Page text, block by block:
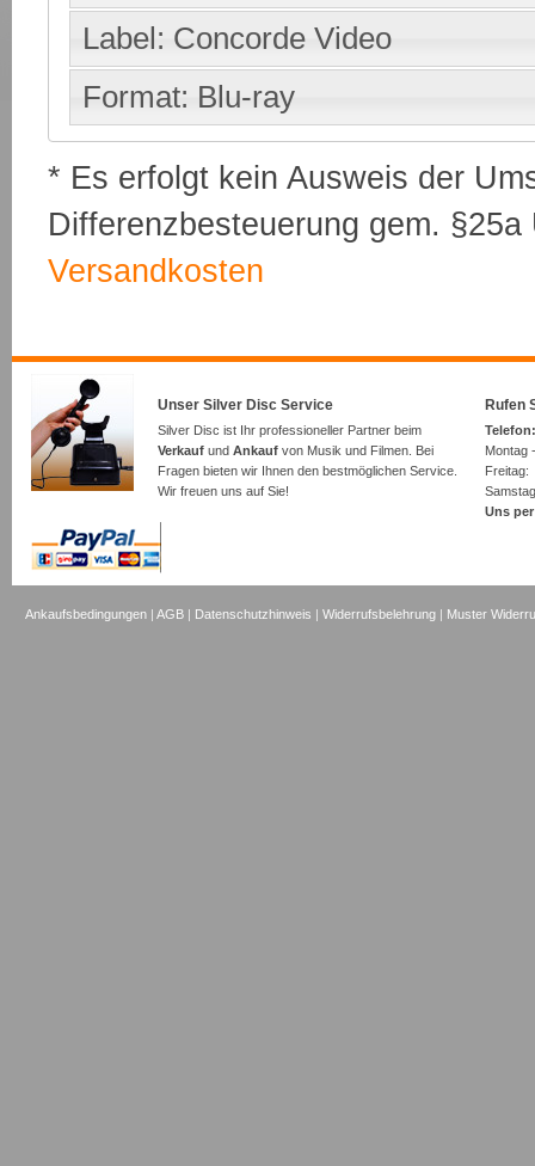
Label: Concorde Video
Format: Blu-ray
* Es erfolgt kein Ausweis der
Differenzbesteuerung gem.
Versandkosten
Unser Silver Disc Service
Silver Disc ist Ihr professioneller Partner beim
Verkauf und Ankauf von Musik und Filmen. Bei
Fragen bieten wir Ihnen den bestmöglichen Service.
Wir freuen uns auf Sie!
Rufen
Montag
Uns
Ankaufsbedingungen |AGB | Datenschutzhinweis |Widerrufsbelehrung | Muster